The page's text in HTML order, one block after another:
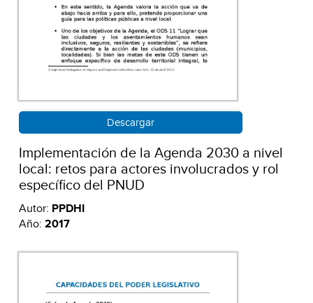
Descargar
Implementación de la Agenda 2030 a nivel
local: retos para actores involucrados y rol
específico del PNUD
Autor: PPDHI
Año: 2017